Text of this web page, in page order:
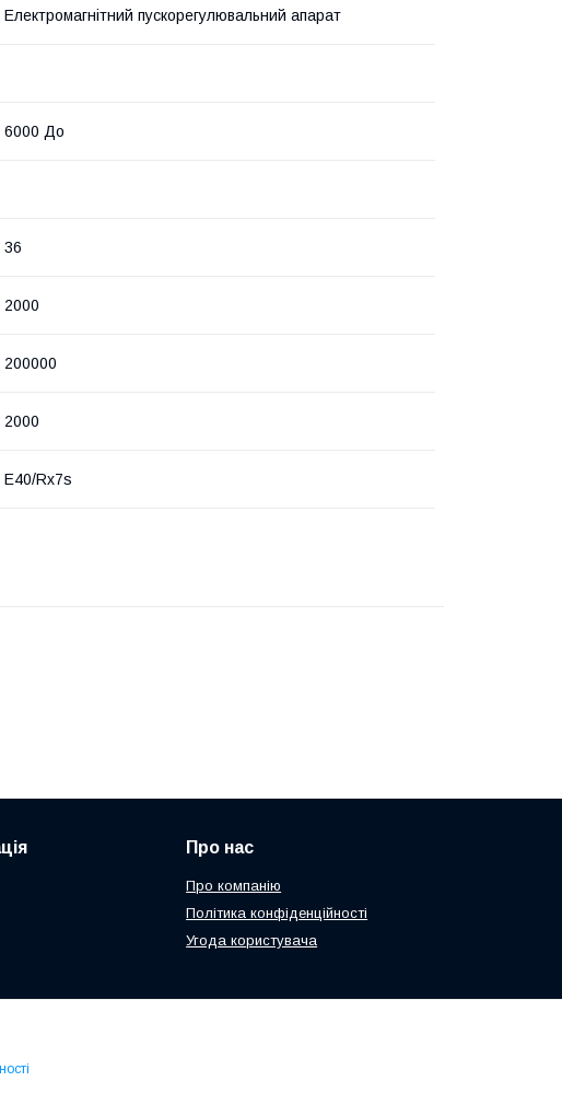
Електромагнітний пускорегулювальний апарат
6000 До
36
2000
200000
2000
E40/Rx7s
Про нас
Про компанію
Політика конфіденційності
Угода користувача